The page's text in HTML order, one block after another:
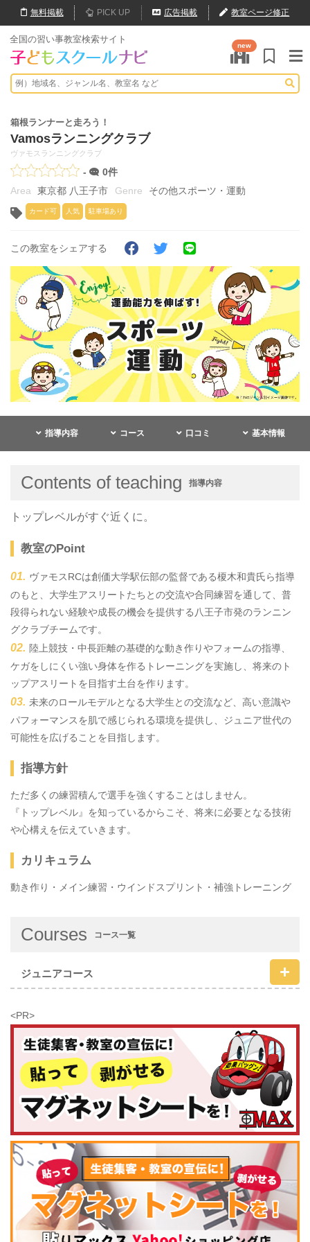
無料掲載 PICK UP 広告掲載 教室ページ修正
全国の習い事教室検索サイト
new
箱根ランナーと走ろう！
Vamosランニングクラブ
ヴァモスランニングクラブ
-
0件
東京都 八王子市
その他スポーツ・運動
カード可 人気 駐車場あり
この教室をシェアする
指導内容 コース 口コミ 基本情報
Contents of teaching 指導内容
トップレベルがすぐ近くに。
教室のPoint
ヴァモスRCは創価大学駅伝部の監督である榎木和貴氏ら指導
のもと、大学生アスリートたちとの交流や合同練習を通して、普
段得られない経験や成長の機会を提供する八王子市発のランニン
グクラブチームです。
陸上競技・中長距離の基礎的な動き作りやフォームの指導、
ケガをしにくい強い身体を作るトレーニングを実施し、将来のト
ップアスリートを目指す土台を作ります。
未来のロールモデルとなる大学生との交流など、高い意識や
パフォーマンスを肌で感じられる環境を提供し、ジュニア世代の
可能性を広げることを目指します。
指導方針
ただ多くの練習積んで選手を強くすることはしません。
『トップレベル』を知っているからこそ、将来に必要となる技術
や心構えを伝えていきます。
カリキュラム
動き作り・メイン練習・ウインドスプリント・補強トレーニング
Courses コース一覧
ジュニアコース
<PR>